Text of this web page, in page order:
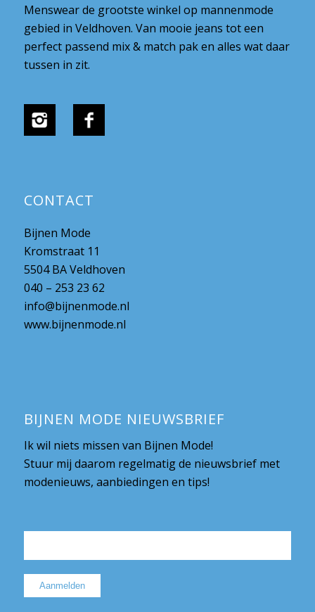
Menswear de grootste winkel op mannenmode
gebied in Veldhoven. Van mooie jeans tot een
perfect passend mix & match pak en alles wat daar
tussen in zit.
CONTACT
Bijnen Mode
Kromstraat 11
5504 BA Veldhoven
040 – 253 23 62
info@bijnenmode.nl
www.bijnenmode.nl
BIJNEN MODE NIEUWSBRIEF
Ik wil niets missen van Bijnen Mode!
Stuur mij daarom regelmatig de nieuwsbrief met
modenieuws, aanbiedingen en tips!